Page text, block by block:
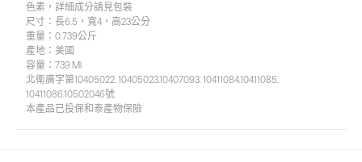
色素，詳細成分請見包裝
尺寸： 長6.5，寬4，高23公分
重量： 0.739公斤
產地： 美國
容量：739 Ml
北衛廣字第10405022. 10405023.10407093. 10411084.10411085.
10411086.10502046號
本產品已投保和泰產物保險